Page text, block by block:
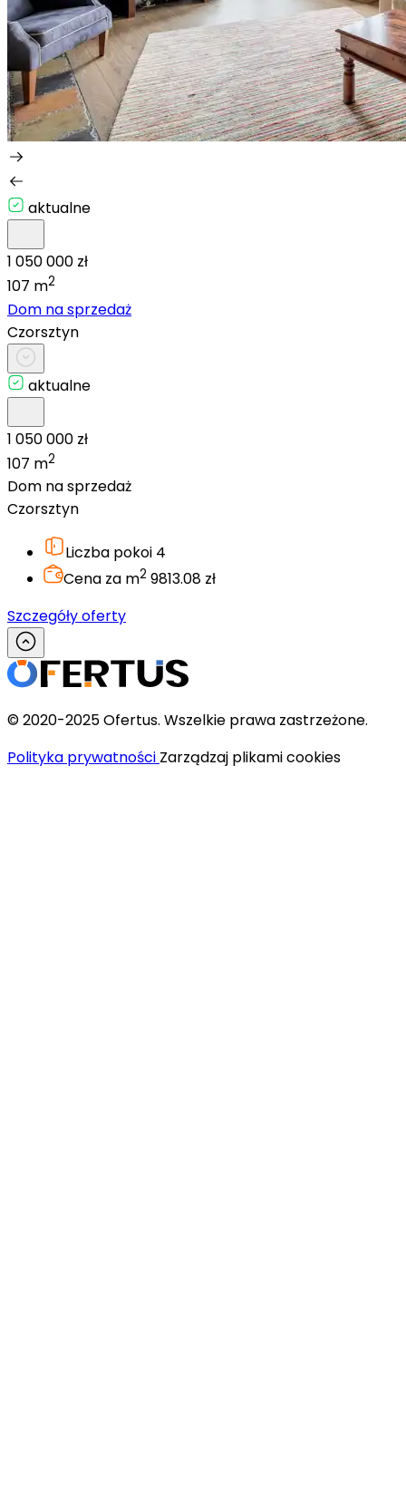
aktualne
1 050 000 zł
107 m2
Dom na sprzedaż
Czorsztyn
aktualne
1 050 000 zł
107 m2
Dom na sprzedaż
Czorsztyn
Liczba pokoi 4
Cena za m2 9813.08 zł
Szczegóły oferty
© 2020-2025 Ofertus. Wszelkie prawa zastrzeżone.
Polityka prywatności Zarządzaj plikami cookies